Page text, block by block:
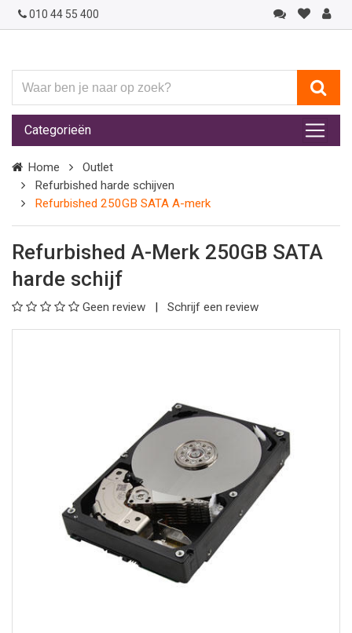
010 44 55 400
ben
je
naar
op
zoek?
Categorieën
Home
Outlet
Refurbished harde schijven
Refurbished 250GB SATA A-merk
Refurbished A-Merk 250GB SATA
harde schijf
Geen review Schrijf een review